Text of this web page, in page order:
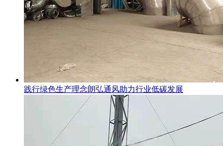
践行绿色生产理念朗弘通风助力行业低碳发展